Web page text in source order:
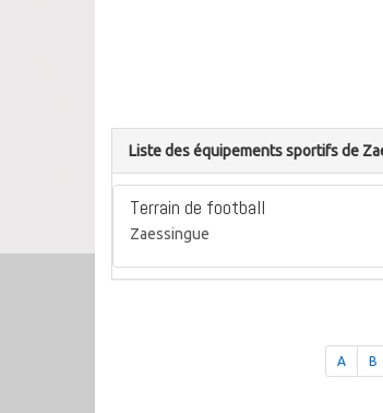
Liste des équipements sportifs de
Terrain de football
Zaessingue
A B